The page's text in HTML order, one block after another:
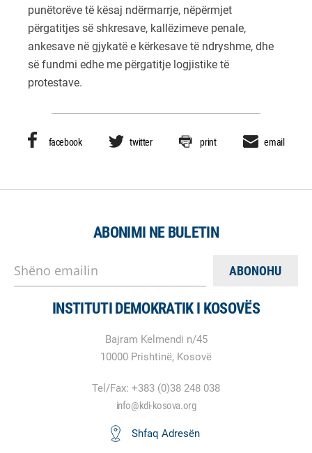
punëtorëve të kësaj ndërmarrje, nëpërmjet
përgatitjes së shkresave, kallëzimeve penale,
ankesave në gjykatë e kërkesave të ndryshme, dhe
së fundmi edhe me përgatitje logjistike të
protestave.
facebook twitter print email
ABONIMI NE BULETIN
Shëno emailin
INSTITUTI DEMOKRATIK I KOSOVËS
Bajram Kelmendi n/45
10000 Prishtinë, Kosovë
Tel/Fax: +383 (0)38 248 038
info@kdi-kosova.org
Shfaq Adresën